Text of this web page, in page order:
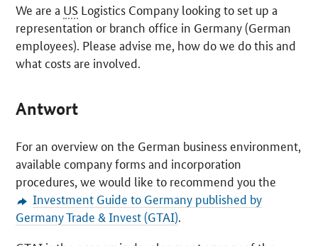
We are a US Logistics Company looking to set up a
representation or branch office in Germany (German
employees). Please advise me, how do we do this and
what costs are involved.
Antwort
For an overview on the German business environment,
available company forms and incorporation
procedures, we would like to recommend you the
Investment Guide to Germany published by
Germany Trade & Invest (GTAI).